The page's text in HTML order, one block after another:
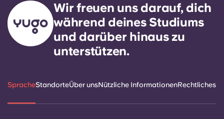
Wir freuen uns darauf, dich
während deines Studiums
und darüber hinaus zu
unterstützen.
SpracheStandorteÜber unsNützliche InformationenRechtliches